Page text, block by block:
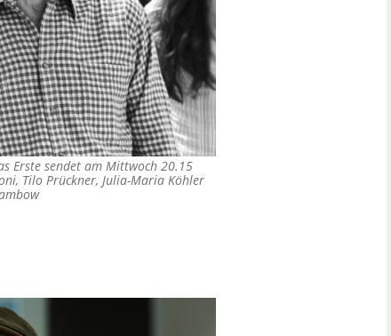
Erste sendet am Mittwoch 20.15
Tilo Prückner, Julia-Maria Köhler